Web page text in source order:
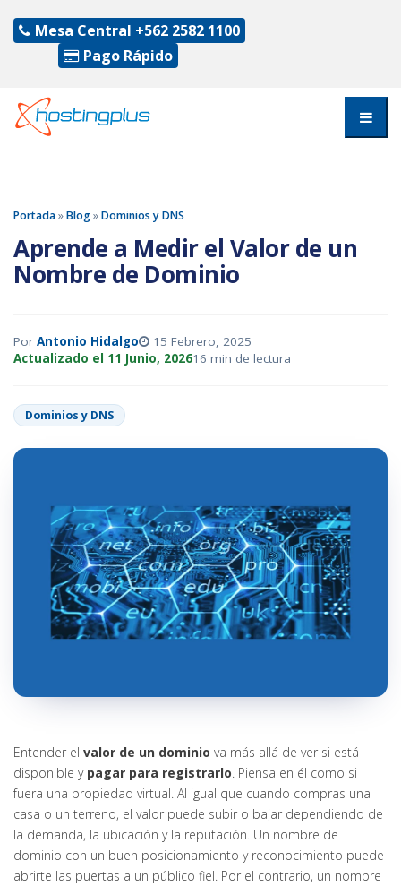
Mesa Central +562 2582 1100
Pago Rápido
Portada»Blog»Dominios y DNS
Aprende a Medir el Valor de un
Nombre de Dominio
Por Antonio Hidalgo
15 Febrero, 2025
Actualizado el 11 Junio, 202616 min de lectura
Dominios y DNS
Entender el valor de un dominio va más allá de ver si está
disponible y pagar para registrarlo. Piensa en él como si
fuera una propiedad virtual. Al igual que cuando compras una
casa o un terreno, el valor puede subir o bajar dependiendo de
la demanda, la ubicación y la reputación. Un nombre de
dominio con un buen posicionamiento y reconocimiento puede
abrirte las puertas a un público fiel. Por el contrario, un nombre